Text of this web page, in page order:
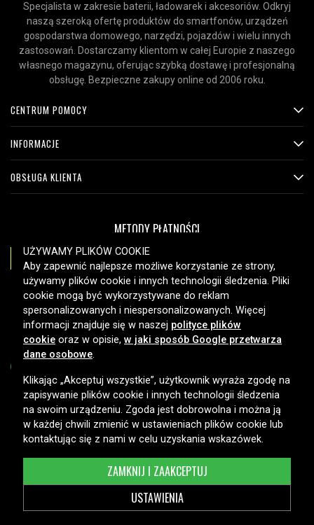
Specjalista w zakresie baterii, ładowarek i akcesoriów. Odkryj
naszą szeroką ofertę produktów do smartfonów, urządzeń
gospodarstwa domowego, narzędzi, pojazdów i wielu innych
zastosowań. Dostarczamy klientom w całej Europie z naszego
własnego magazynu, oferując szybką dostawę i profesjonalną
obsługę. Bezpieczne zakupy online od 2006 roku.
CENTRUM POMOCY
INFORMACJE
OBSŁUGA KLIENTA
METODY PŁATNOŚCI
OPCJE DOSTAWY
Copyright © 2026, Spares Nordic AB
UŻYWAMY PLIKÓW COOKIE
Aby zapewnić najlepsze możliwe korzystanie ze strony,
używamy plików cookie i innych technologii śledzenia. Pliki
cookie mogą być wykorzystywane do reklam
spersonalizowanych i niespersonalizowanych. Więcej
informacji znajduje się w naszej polityce plików
cookie oraz w opisie, w jaki sposób Google przetwarza
dane osobowe.
Klikając „Akceptuj wszystkie”, użytkownik wyraża zgodę na
zapisywanie plików cookie i innych technologii śledzenia
na swoim urządzeniu. Zgoda jest dobrowolna i można ją
w każdej chwili zmienić w ustawieniach plików cookie lub
kontaktując się z nami w celu uzyskania wskazówek.
USTAWIENIA
ZAMKNIJ I ZAAKCEPTUJ